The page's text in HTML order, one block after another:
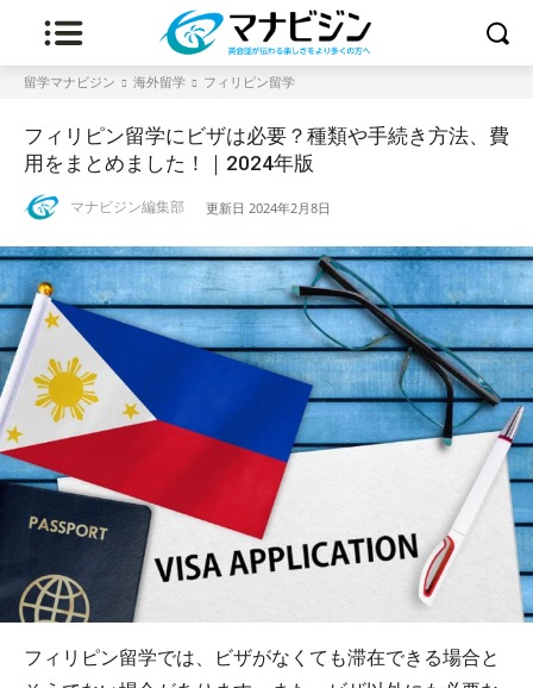
留学マナビジン 海外留学 フィリピン留学
フィリピン留学にビザは必要？種類や手続き方法、費
用をまとめました！｜2024年版
マナビジン編集部 更新日 2024年2月8日
フィリピン留学では、ビザがなくても滞在できる場合と